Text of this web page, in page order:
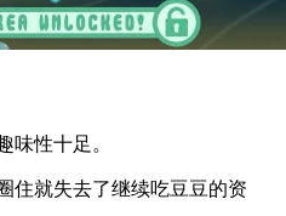
味性十足。
住就失去了继续吃豆豆的资